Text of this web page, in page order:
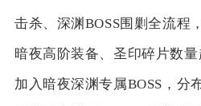
击杀、深渊BOSS围剿全流程
暗夜高阶装备、圣印碎片数
加入暗夜深渊专属BOSS，分